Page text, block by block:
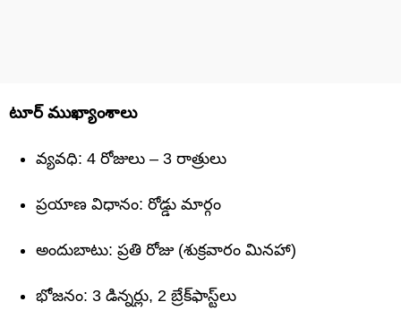
టూర్ ముఖ్యాంశాలు
వ్యవధి: 4 రోజులు – 3 రాత్రులు
ప్రయాణ విధానం: రోడ్డు మార్గం
అందుబాటు: ప్రతి రోజు (శుక్రవారం మినహా)
భోజనం: 3 డిన్నర్లు, 2 బ్రేక్‌ఫాస్ట్‌లు